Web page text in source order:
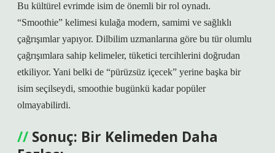
Bu kültürel evrimde isim de önemli bir rol oynadı.
“Smoothie” kelimesi kulağa modern, samimi ve sağlıklı
çağrışımlar yapıyor. Dilbilim uzmanlarına göre bu tür olumlu
çağrışımlara sahip kelimeler, tüketici tercihlerini doğrudan
etkiliyor. Yani belki de “pürüzsüz içecek” yerine başka bir
isim seçilseydi, smoothie bugünkü kadar popüler
olmayabilirdi.
Sonuç: Bir Kelimeden Daha